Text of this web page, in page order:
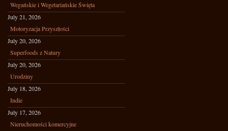
Wegańskie i Wegetariańskie Święta
July 21, 2026
Motoryzacja Przyszłości
July 20, 2026
Superfoods z Natury
July 20, 2026
Urodziny
July 18, 2026
Indie
July 17, 2026
Nieruchomości komercyjne